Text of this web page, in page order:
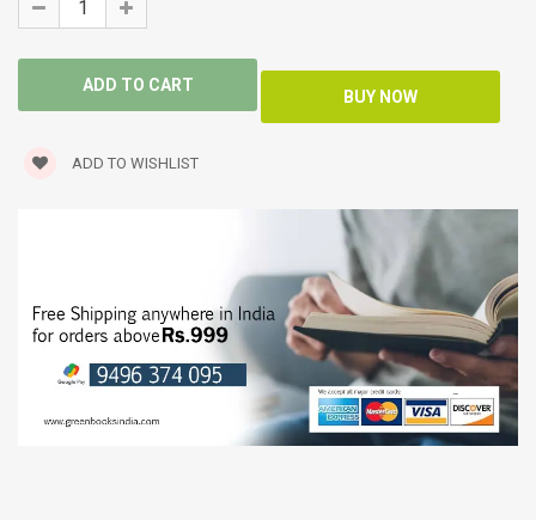
ADD TO WISHLIST